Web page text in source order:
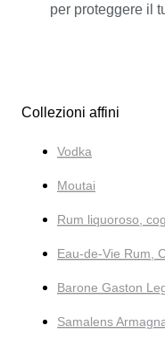
per proteggere il
Collezioni affini
Vodka
Moutai
Rum liquoroso,
Eau-de-Vie Rum,
Barone Gaston
Samalens